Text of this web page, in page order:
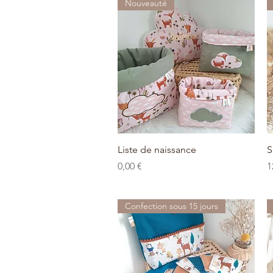
Aperçu rapide
Nouveauté
Liste de naissance
Prix
0,00 €
Confection sous 15 jours